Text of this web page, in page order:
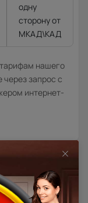
одну
сторону от
МКАД\КАД
нашего
через запрос с
интернет-